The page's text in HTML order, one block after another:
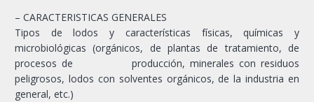
– CARACTERISTICAS GENERALES
Tipos de lodos y características físicas, químicas y
microbiológicas (orgánicos, de plantas de tratamiento, de
procesos de producción, minerales con residuos
peligrosos, lodos con solventes orgánicos, de la industria en
general, etc.)